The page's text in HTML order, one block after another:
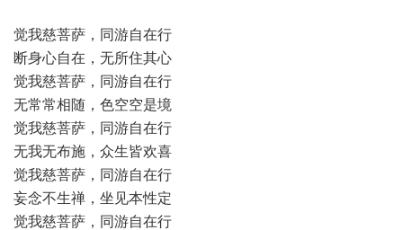
觉我慈菩萨，同游自在行
断身心自在，无所住其心
觉我慈菩萨，同游自在行
无常常相随，色空空是境
觉我慈菩萨，同游自在行
无我无布施，众生皆欢喜
觉我慈菩萨，同游自在行
妄念不生禅，坐见本性定
觉我慈菩萨，同游自在行